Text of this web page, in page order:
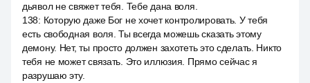
дьявол не свяжет тебя. Тебе дана воля.
138: Которую даже Бог не хочет контролировать. У тебя
есть свободная воля. Ты всегда можешь сказать этому
демону. Нет, ты просто должен захотеть это сделать. Никто
тебя не может связать. Это иллюзия. Прямо сейчас я
разрушаю эту.